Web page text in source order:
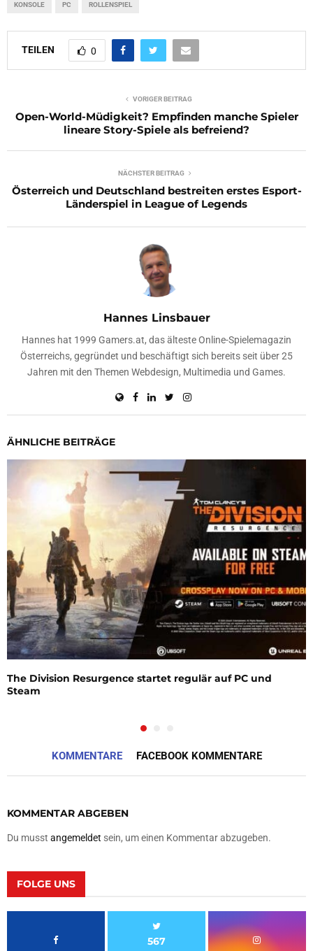
KONSOLE PC ROLLENSPIEL
TEILEN 0
VORIGER BEITRAG
Open-World-Müdigkeit? Empfinden manche Spieler
lineare Story-Spiele als befreiend?
NÄCHSTER BEITRAG
Österreich und Deutschland bestreiten erstes Esport-
Länderspiel in League of Legends
Hannes Linsbauer
Hannes hat 1999 Gamers.at, das älteste Online-Spielemagazin
Österreichs, gegründet und beschäftigt sich bereits seit über 25
Jahren mit den Themen Webdesign, Multimedia und Games.
ÄHNLICHE BEITRÄGE
The Division Resurgence startet regulär auf PC und
Steam
KOMMENTARE FACEBOOK KOMMENTARE
KOMMENTAR ABGEBEN
Du musst angemeldet sein, um einen Kommentar abzugeben.
FOLGE UNS
567